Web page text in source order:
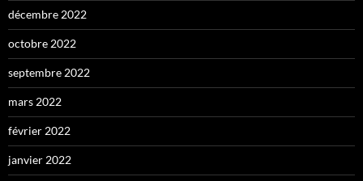
décembre 2022
octobre 2022
septembre 2022
mars 2022
février 2022
janvier 2022